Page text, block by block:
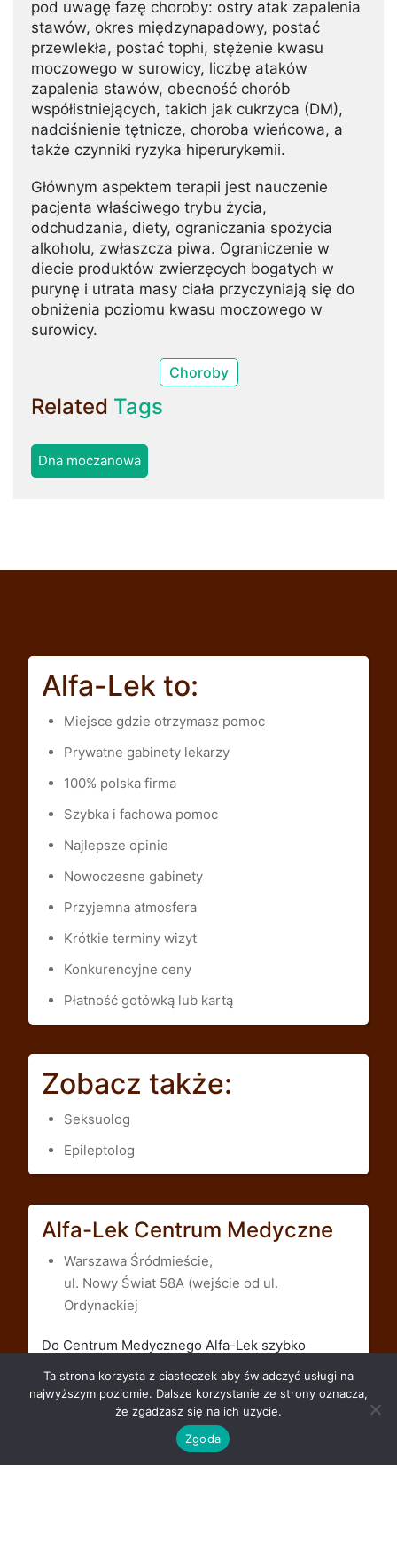
pod uwagę fazę choroby: ostry atak zapalenia
stawów, okres międzynapadowy, postać
przewlekła, postać tophi, stężenie kwasu
moczowego w surowicy, liczbę ataków
zapalenia stawów, obecność chorób
współistniejących, takich jak cukrzyca (DM),
nadciśnienie tętnicze, choroba wieńcowa, a
także czynniki ryzyka hiperurykemii.
Głównym aspektem terapii jest nauczenie
pacjenta właściwego trybu życia,
odchudzania, diety, ograniczania spożycia
alkoholu, zwłaszcza piwa. Ograniczenie w
diecie produktów zwierzęcych bogatych w
purynę i utrata masy ciała przyczyniają się do
obniżenia poziomu kwasu moczowego w
surowicy.
Choroby
Related Tags
Dna moczanowa
Alfa-Lek to:
Miejsce gdzie otrzymasz pomoc
Prywatne gabinety lekarzy
100% polska firma
Szybka i fachowa pomoc
Najlepsze opinie
Nowoczesne gabinety
Przyjemna atmosfera
Krótkie terminy wizyt
Konkurencyjne ceny
Płatność gotówką lub kartą
Zobacz także:
Seksuolog
Epileptolog
Alfa-Lek Centrum Medyczne
Warszawa Śródmieście,
ul. Nowy Świat 58A (wejście od ul.
Ordynackiej
Do Centrum Medycznego Alfa-Lek szybko
Bemowo, Białołęka, Bielany, Mokotów, Muranów,
Ochota, Powiśle, Praga, Rembertów, Targówek,
Ursus, Ursynów, Wawer, Wesoła, Wilanów,
Włochy, Wola, Żoliborz.
Ta strona korzysta z ciasteczek aby świadczyć usługi na
najwyższym poziomie. Dalsze korzystanie ze strony oznacza,
że zgadzasz się na ich użycie.
Zgoda